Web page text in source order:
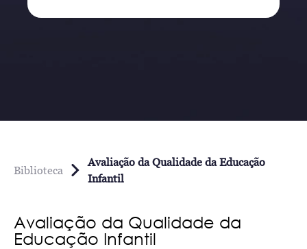
Biblioteca
Avaliação da Qualidade da Educação
Infantil
Avaliação da Qualidade da
Educação Infantil